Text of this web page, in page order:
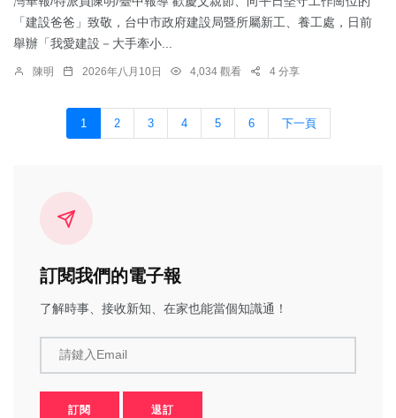
「建設爸爸」致敬，台中市政府建設局暨所屬新工、養工處，日前
舉辦「我愛建設－大手牽小...
陳明 2026年八月10日 4,034 觀看 4 分享
1 2 3 4 5 6 下一頁
訂閱我們的電子報
了解時事、接收新知、在家也能當個知識通！
請鍵入Email
訂閱 退訂